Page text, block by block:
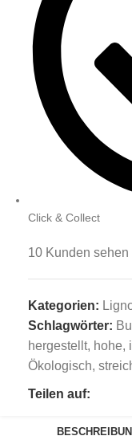
Click & Collect
10 Kunden
Kategorien:
Schlagwörter:
hergestellt, hohe,
Ökologisch,
Teilen auf: